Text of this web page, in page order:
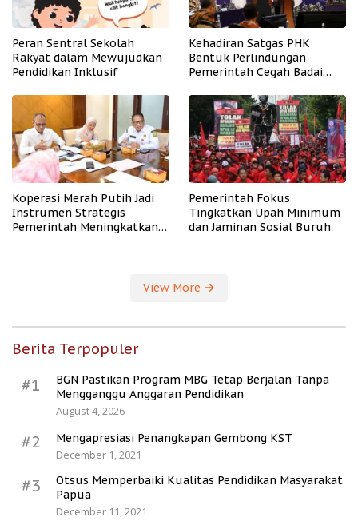
Peran Sentral Sekolah
Rakyat dalam Mewujudkan
Pendidikan Inklusif
Kehadiran Satgas PHK
Bentuk Perlindungan
Pemerintah Cegah Badai
Koperasi Merah Putih Jadi
Instrumen Strategis
Pemerintah Meningkatkan
Pemerintah Fokus
Tingkatkan Upah Minimum
dan Jaminan Sosial Buruh
View More
Berita Terpopuler
#1
BGN Pastikan Program MBG Tetap Berjalan Tanpa
Mengganggu Anggaran Pendidikan
August 4, 2026
#2
Mengapresiasi Penangkapan Gembong KST
December 1, 2021
#3
Otsus Memperbaiki Kualitas Pendidikan Masyarakat
Papua
December 11, 2021